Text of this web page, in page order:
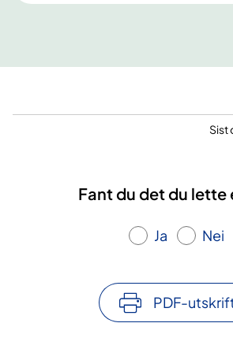
Sist
Fant du det du lette
Ja Nei
PDF-